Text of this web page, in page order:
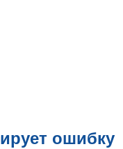
ошибку